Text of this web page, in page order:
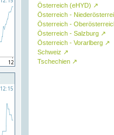
Österreich (eHYD) ↗
Österreich -
Österreich -
Österreich - Salzburg ↗
Österreich - Vorarlberg ↗
Schweiz ↗
Tschechien ↗